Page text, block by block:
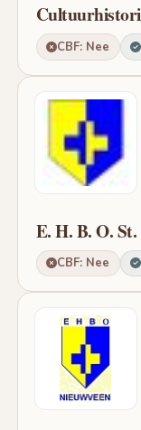
CBF: Nee
E. H. B. O.
CBF: Nee